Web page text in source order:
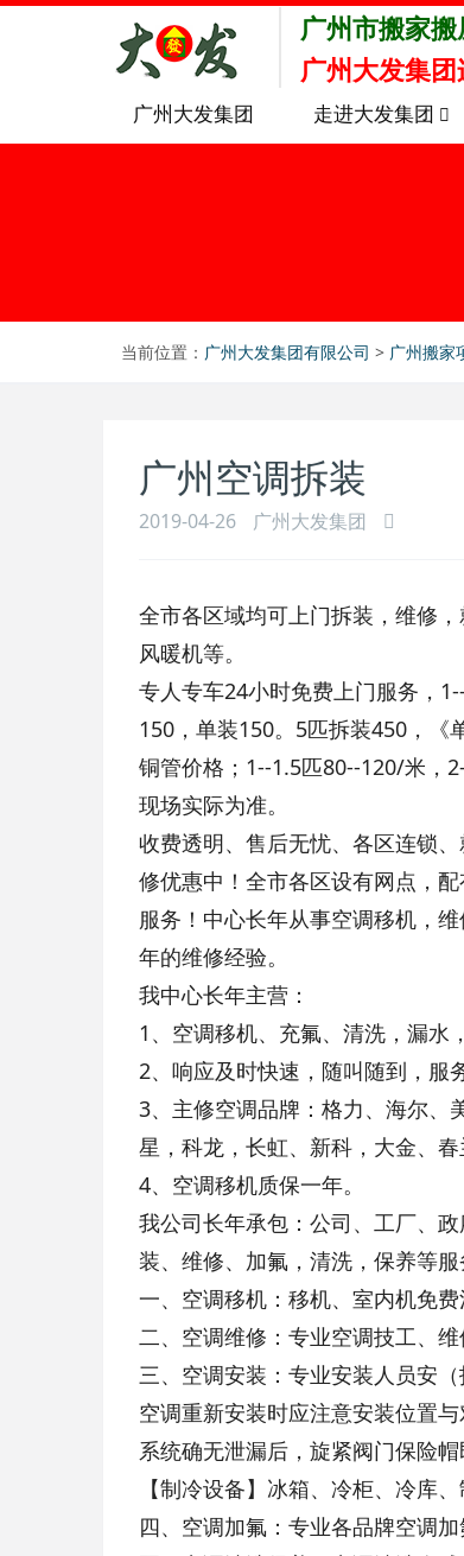
广州市搬家
广州大发集
广州大发集团 走进大发集团
当前位置： 广州大发集团有限公司 > 广州搬家
广州空调拆装
2019-04-26 广州大发集团
全市各区域均可上门拆装，维修
风暖机等。
专人专车24小时免费上门服务，
150，单装150。5匹拆装450，《
铜管价格；1--1.5匹80--120/米，
现场实际为准。
收费透明、售后无忧、各区连锁
修优惠中！全市各区设有网点，
服务！中心长年从事空调移机，
年的维修经验。
我中心长年主营：
1、空调移机、充氟、清洗，漏水
2、响应及时快速，随叫随到，服
3、主修空调品牌：格力、海尔、
星，科龙，长虹、新科，大金、春
4、空调移机质保一年。
我公司长年承包：公司、工厂、
装、维修、加氟，清洗，保养等服
一、空调移机：移机、室内机免
二、空调维修：专业空调技工、
三、空调安装：专业安装人员安
空调重新安装时应注意安装位置
系统确无泄漏后，旋紧阀门保险帽
【制冷设备】冰箱、冷柜、冷库
四、空调加氟：专业各品牌空调